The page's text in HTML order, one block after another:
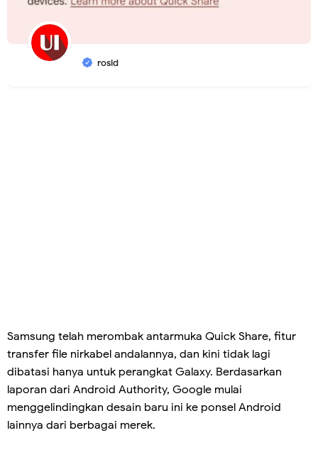
rosid
Samsung telah merombak antarmuka Quick Share, fitur
transfer file nirkabel andalannya, dan kini tidak lagi
dibatasi hanya untuk perangkat Galaxy. Berdasarkan
laporan dari Android Authority, Google mulai
menggelindingkan desain baru ini ke ponsel Android
lainnya dari berbagai merek.